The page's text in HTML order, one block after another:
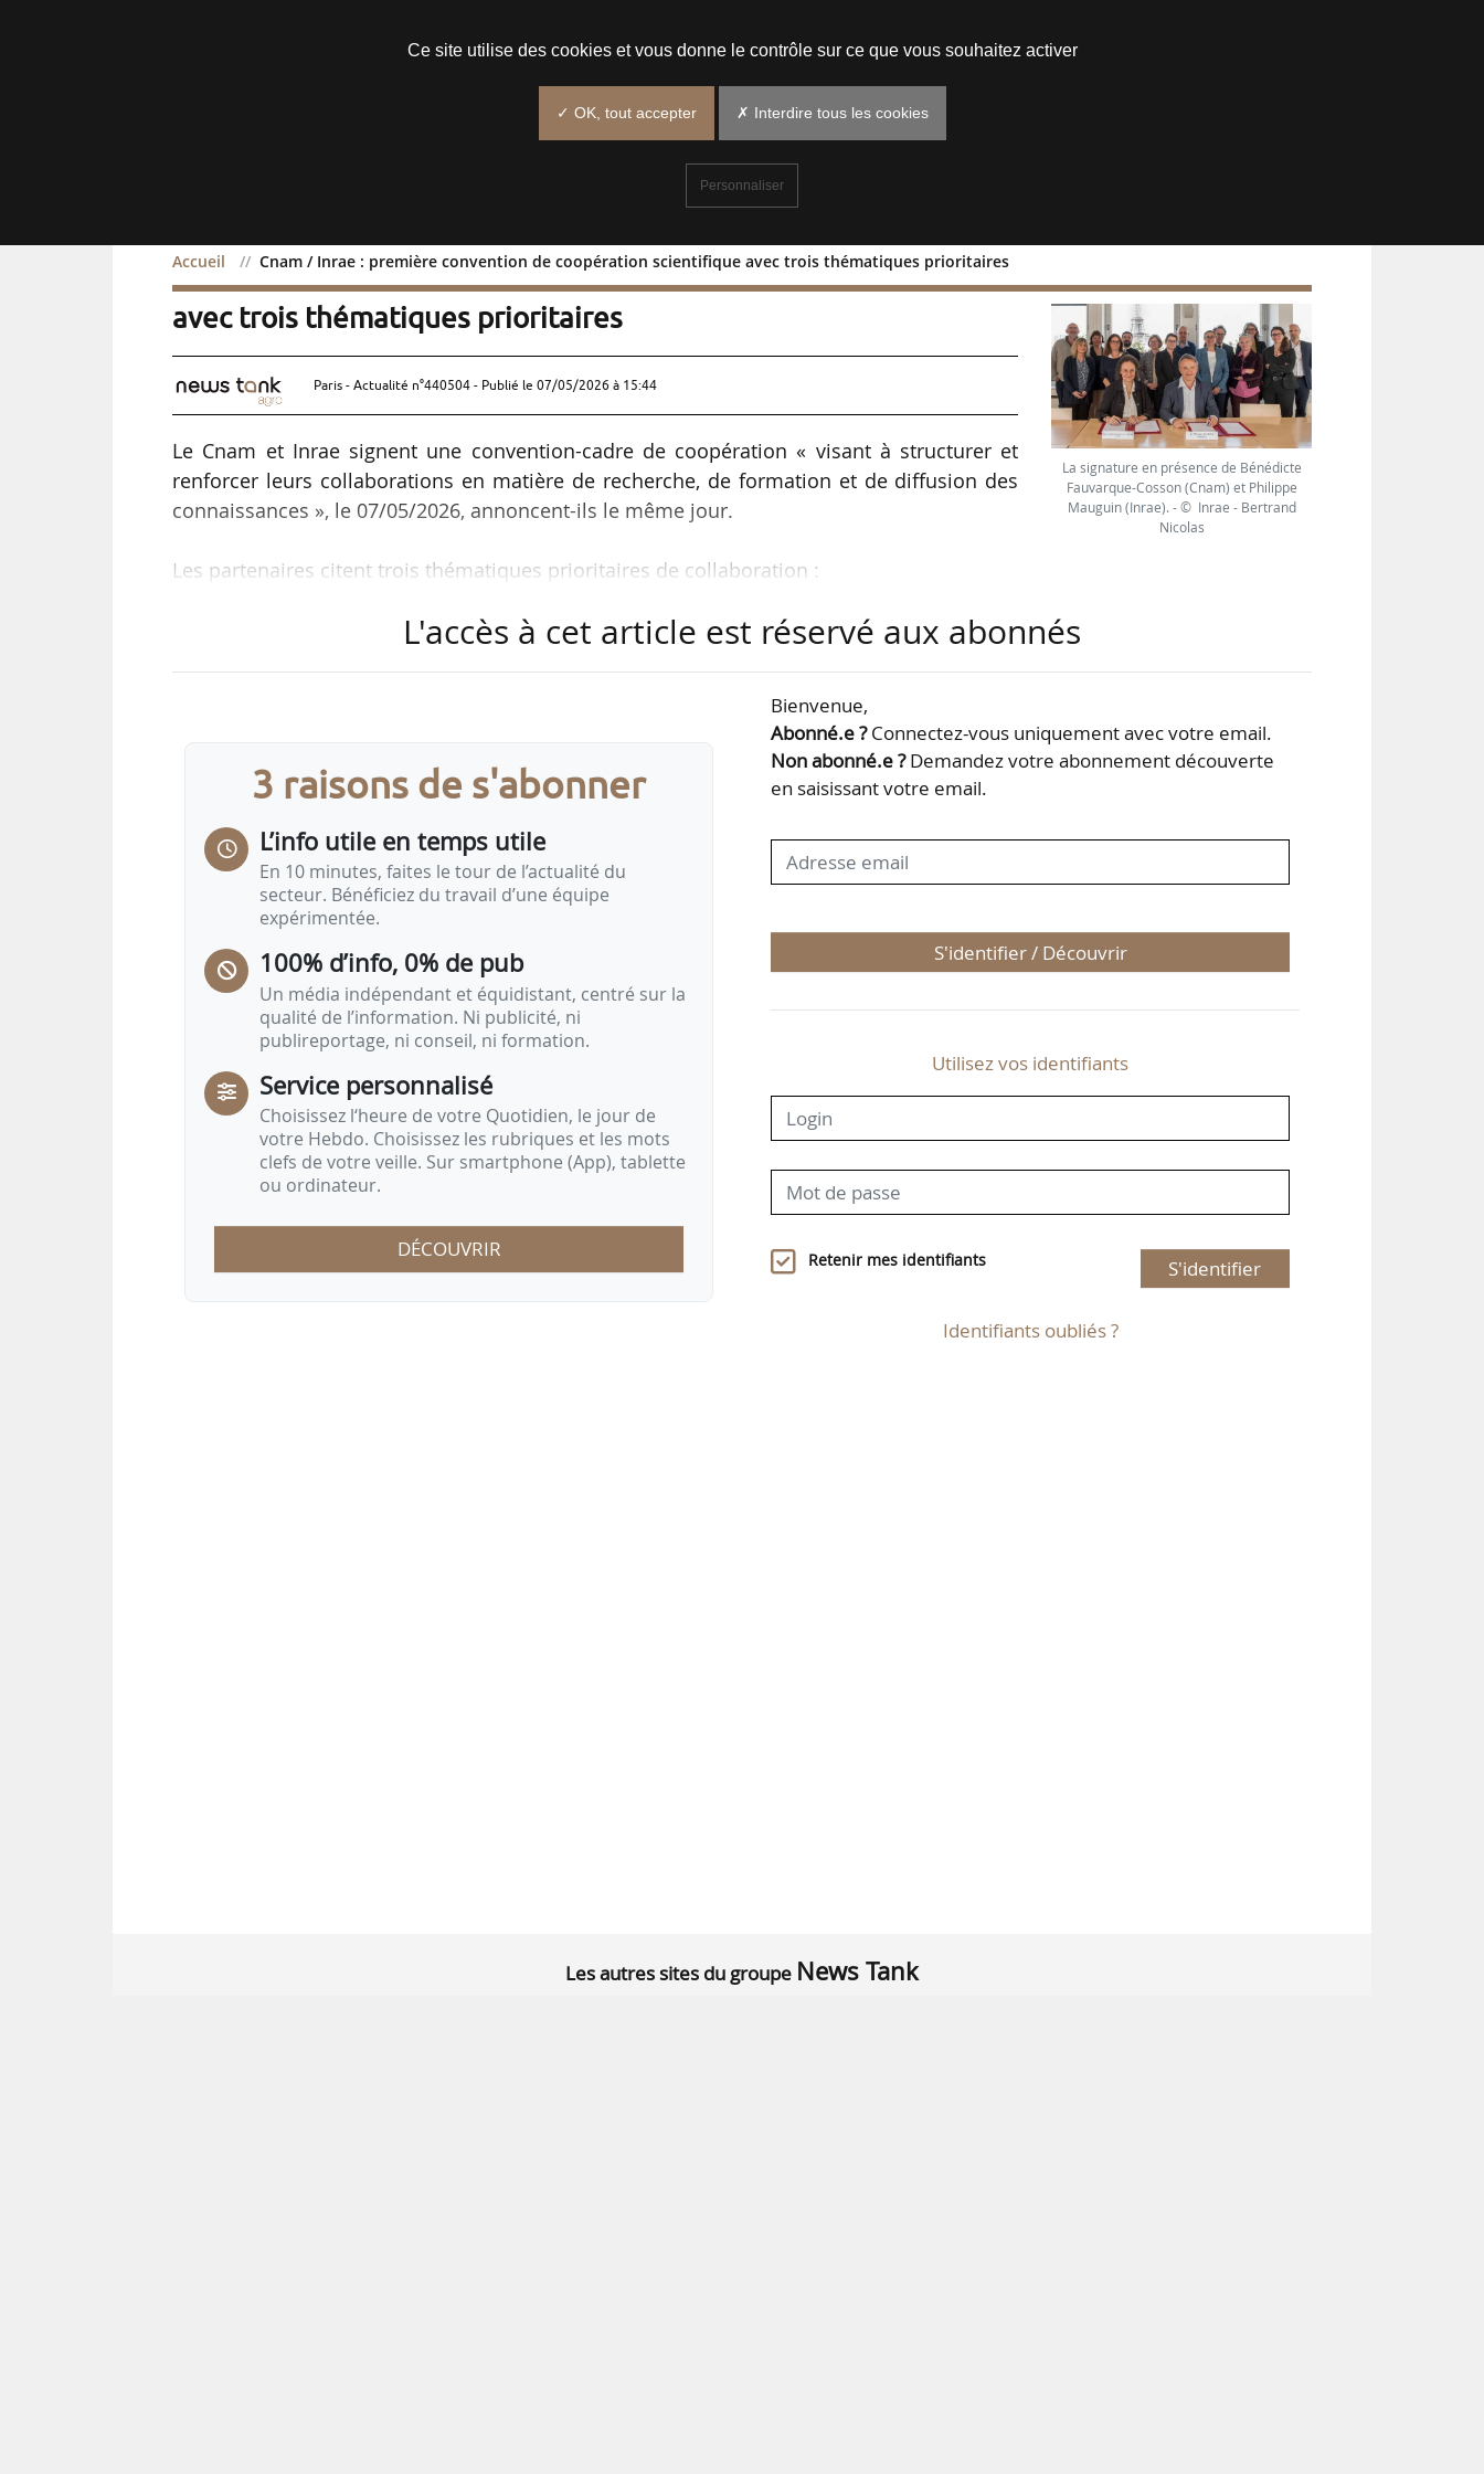
Accueil Cnam / Inrae : première convention de coopération scientifique avec trois thématiques prioritaires
Cnam / Inrae : première convention de coopération scientifique
avec trois thématiques prioritaires
Paris - Actualité n°440504 - Publié le 07/05/2026 à 15:44
Le Cnam et Inrae signent une convention-cadre de coopération « visant à structurer et
renforcer leurs collaborations en matière de recherche, de formation et de diffusion des
connaissances », le 07/05/2026, annoncent-ils le même jour.
Les partenaires citent trois thématiques prioritaires de collaboration :
transformations des activités agricoles et des systèmes alimentaires ;
• Les procédés de transformation alimentaire, couvrant le génie des procédés, l’ergonomie
des postes de travail, la sécurité sanitaire et la qualité des aliments. »
La signature en présence de Bénédicte
Fauvarque-Cosson (Cnam) et Philippe
Mauguin (Inrae). - © Inrae - Bertrand
Nicolas
L'accès à cet article est réservé aux abonnés
3 raisons de s'abonner
L’info utile en temps utile
En 10 minutes, faites le tour de l’actualité du
secteur. Bénéficiez du travail d’une équipe
expérimentée.
100% d’info, 0% de pub
Un média indépendant et équidistant, centré sur la
qualité de l’information. Ni publicité, ni
publireportage, ni conseil, ni formation.
Service personnalisé
Choisissez l‘heure de votre Quotidien, le jour de
votre Hebdo. Choisissez les rubriques et les mots
clefs de votre veille. Sur smartphone (App), tablette
ou ordinateur.
DÉCOUVRIR
Bienvenue,
Abonné.e ?Connectez-vous uniquement avec votre email.
Non abonné.e ?Demandez votre abonnement découverte
en saisissant votre email.
S'identifier / Découvrir
Utilisez vos identifiants
Retenir mes identifiants S'identifier
Identifiants oubliés ?
Les autres sites du groupe News Tank
Ce site utilise des cookies et vous donne le contrôle sur ce que vous souhaitez activer
✓ OK, tout accepter ✗ Interdire tous les cookies
Personnaliser